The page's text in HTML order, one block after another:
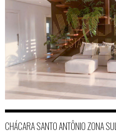
CHÁCARA SANTO ANTÔNIO ZONA SUL